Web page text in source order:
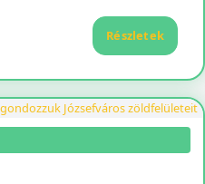
Részletek